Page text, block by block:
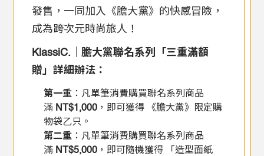
發售，一同加入《膽大黨》的快感冒險，
成為跨次元時尚旅人！
KlassiC.｜膽大黨聯名系列「三重滿額
贈」詳細辦法：
第一重 ：凡單筆消費購買聯名系列商品
滿 NT$1,000 ，即可獲得 《膽大黨》限定購
物袋乙只。
第二重 ：凡單筆消費購買聯名系列商品
滿 NT$5,000 ，即可隨機獲得 「造型面紙